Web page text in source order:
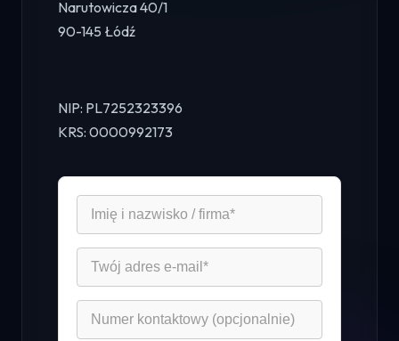
Narutowicza 40/1
90-145 Łódź
NIP: PL7252323396
KRS: 0000992173